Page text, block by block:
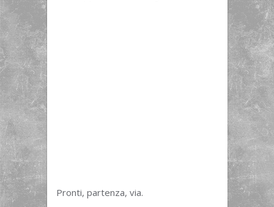
Pronti, partenza, via.